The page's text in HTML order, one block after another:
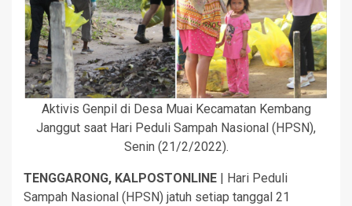
Aktivis Genpil di Desa Muai Kecamatan Kembang
Janggut saat Hari Peduli Sampah Nasional (HPSN),
Senin (21/2/2022).
TENGGARONG, KALPOSTONLINE | Hari Peduli
Sampah Nasional (HPSN) jatuh setiap tanggal 21